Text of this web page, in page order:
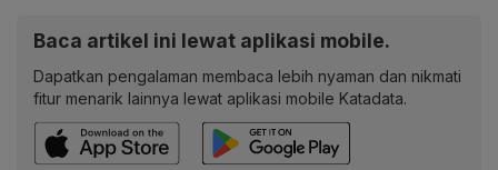
Baca artikel ini lewat aplikasi mobile.
Dapatkan pengalaman membaca lebih nyaman dan nikmati
fitur menarik lainnya lewat aplikasi mobile Katadata.